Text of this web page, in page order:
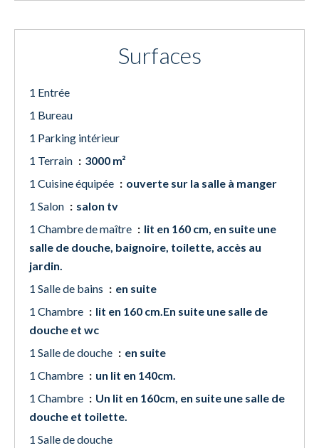
Surfaces
1 Entrée
1 Bureau
1 Parking intérieur
1 Terrain
3000 m²
1 Cuisine équipée
ouverte sur la salle à manger
1 Salon
salon tv
1 Chambre de maître
lit en 160 cm, en suite une
salle de douche, baignoire, toilette, accès au
jardin.
1 Salle de bains
en suite
1 Chambre
lit en 160 cm.En suite une salle de
douche et wc
1 Salle de douche
en suite
1 Chambre
un lit en 140cm.
1 Chambre
Un lit en 160cm, en suite une salle de
douche et toilette.
1 Salle de douche